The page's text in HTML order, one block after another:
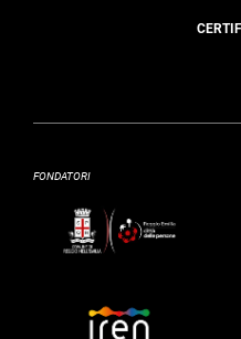
FONDATORI